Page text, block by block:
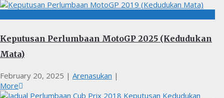
Keputusan Perlumbaan MotoGP 2025 (Kedudukan
Mata)
February 20, 2025 | Arenasukan |
More